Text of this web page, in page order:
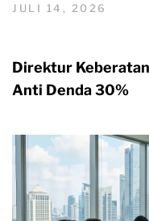
JULI 14, 2026
Direktur
Anti Denda 30%